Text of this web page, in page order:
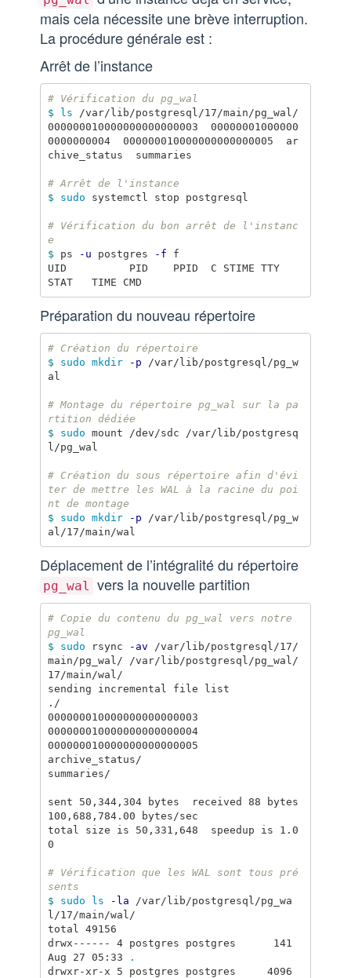
mais cela nécessite une brève interruption.
La procédure générale est :
Arrêt de l’instance
# Vérification du pg_wal
$ ls /var/lib/postgresql/17/main/pg_wal/
000000010000000000000003  00000001000000
0000000004  000000010000000000000005  ar
chive_status  summaries
# Arrêt de l'instance
$ sudo systemctl stop postgresql
# Vérification du bon arrêt de l'instanc
e
$ ps -u postgres -f f
UID          PID    PPID  C STIME TTY
Préparation du nouveau répertoire
# Création du répertoire
$ sudo mkdir -p /var/lib/postgresql/pg_w
al
# Montage du répertoire pg_wal sur la pa
rtition dédiée
$ sudo mount /dev/sdc /var/lib/postgresq
l/pg_wal
# Création du sous répertoire afin d'évi
ter de mettre les WAL à la racine du poi
nt de montage
$ sudo mkdir -p /var/lib/postgresql/pg_w
Déplacement de l’intégralité du répertoire
pg_wal vers la nouvelle partition
# Copie du contenu du pg_wal vers notre
pg_wal
$ sudo rsync -av /var/lib/postgresql/17/
main/pg_wal/ /var/lib/postgresql/pg_wal/
17/main/wal/
sending incremental file list
./
000000010000000000000003
000000010000000000000004
000000010000000000000005
archive_status/
summaries/
sent 50,344,304 bytes  received 88 bytes
100,688,784.00 bytes/sec
total size is 50,331,648  speedup is 1.0
0
# Vérification que les WAL sont tous pré
sents
$ sudo ls -la /var/lib/postgresql/pg_wa
l/17/main/wal/
total 49156
drwx------ 4 postgres postgres      141
Aug 27 05:33
.
drwxr-xr-x 5 postgres postgres     4096